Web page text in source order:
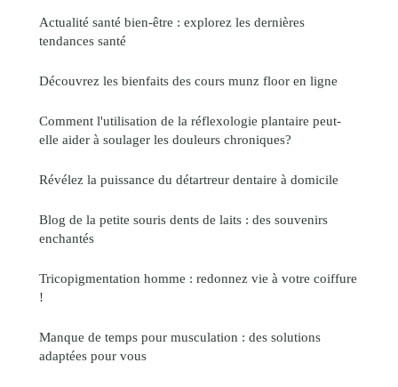
Actualité santé bien-être : explorez les dernières
tendances santé
Découvrez les bienfaits des cours munz floor en ligne
Comment l'utilisation de la réflexologie plantaire peut-
elle aider à soulager les douleurs chroniques?
Révélez la puissance du détartreur dentaire à domicile
Blog de la petite souris dents de laits : des souvenirs
enchantés
Tricopigmentation homme : redonnez vie à votre coiffure
!
Manque de temps pour musculation : des solutions
adaptées pour vous